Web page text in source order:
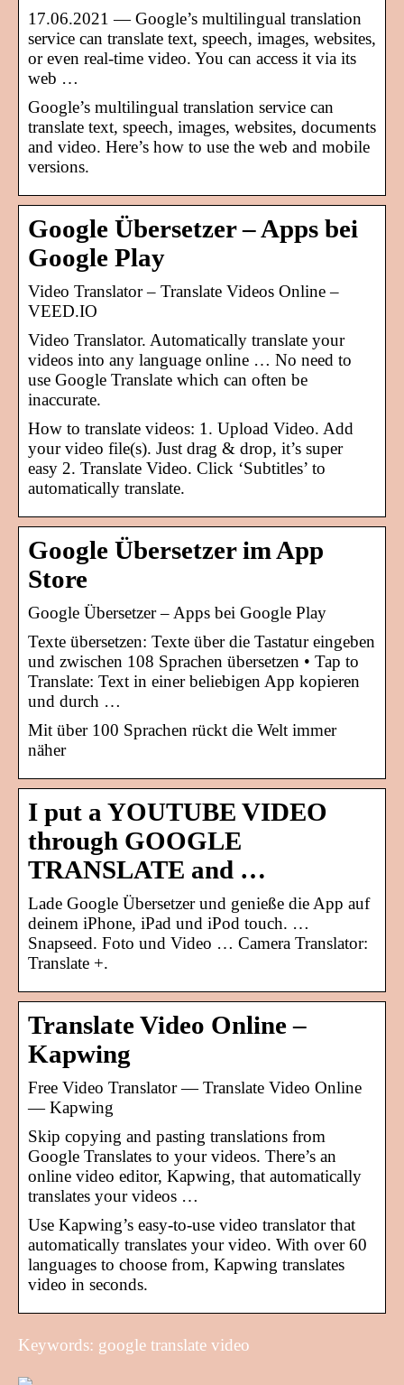
17.06.2021 — Google’s multilingual translation
service can translate text, speech, images, websites,
or even real-time video. You can access it via its
web …
Google’s multilingual translation service can
translate text, speech, images, websites, documents
and video. Here’s how to use the web and mobile
versions.
Google Übersetzer – Apps bei
Google Play
Video Translator – Translate Videos Online –
VEED.IO
Video Translator. Automatically translate your
videos into any language online … No need to
use Google Translate which can often be
inaccurate.
How to translate videos: 1. Upload Video. Add
your video file(s). Just drag & drop, it’s super
easy 2. Translate Video. Click ‘Subtitles’ to
automatically translate.
Google Übersetzer im App
Store
Google Übersetzer – Apps bei Google Play
Texte übersetzen: Texte über die Tastatur eingeben
und zwischen 108 Sprachen übersetzen • Tap to
Translate: Text in einer beliebigen App kopieren
und durch …
Mit über 100 Sprachen rückt die Welt immer
näher
I put a YOUTUBE VIDEO
through GOOGLE
TRANSLATE and …
Lade Google Übersetzer und genieße die App auf
deinem iPhone, iPad und iPod touch. …
Snapseed. Foto und Video … Camera Translator:
Translate +.
Translate Video Online –
Kapwing
Free Video Translator — Translate Video Online
— Kapwing
Skip copying and pasting translations from
Google Translates to your videos. There’s an
online video editor, Kapwing, that automatically
translates your videos …
Use Kapwing’s easy-to-use video translator that
automatically translates your video. With over 60
languages to choose from, Kapwing translates
video in seconds.
Keywords: google translate video